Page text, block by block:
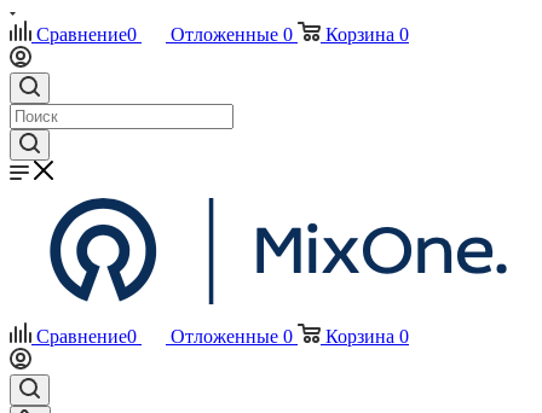
Сравнение0 Отложенные 0 Корзина 0
Сравнение0 Отложенные 0 Корзина 0